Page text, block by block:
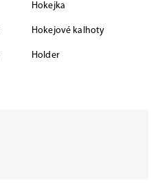
Hokejka
Hokejové kalhoty
Holder